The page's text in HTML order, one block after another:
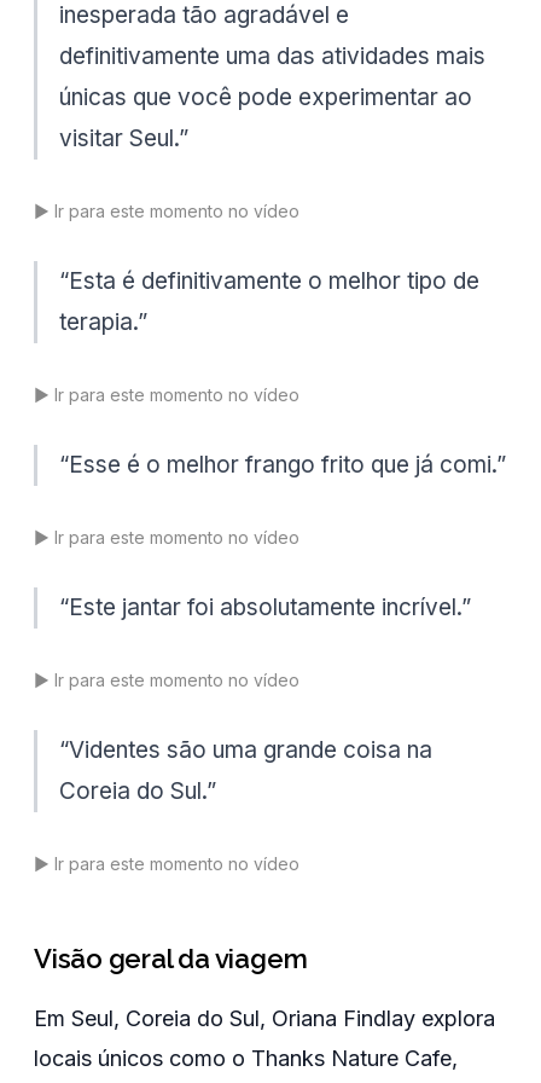
inesperada tão agradável e
definitivamente uma das atividades mais
únicas que você pode experimentar ao
visitar Seul.”
▶️ Ir para este momento no vídeo
“Esta é definitivamente o melhor tipo de
terapia.”
▶️ Ir para este momento no vídeo
“Esse é o melhor frango frito que já comi.”
▶️ Ir para este momento no vídeo
“Este jantar foi absolutamente incrível.”
▶️ Ir para este momento no vídeo
“Videntes são uma grande coisa na
Coreia do Sul.”
▶️ Ir para este momento no vídeo
Visão geral da viagem
Em Seul, Coreia do Sul, Oriana Findlay explora
locais únicos como o Thanks Nature Cafe,